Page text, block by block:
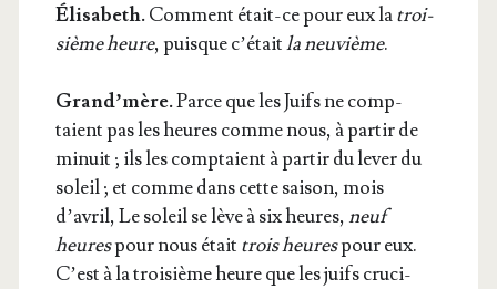
Éli­sa­beth.Com­ment était-ce pour eux latroi­
sième heure, puisque c’étaitla neu­vième.
Grand’mère.Parce queles Juifs ne comp­
taient pas les heures comme nous, à par­tir de
minuit ; ils les comp­taient à par­tir du lever du
soleil ; et comme dans cette sai­son, mois
d’avril, Le soleil se lève à six heures, neuf
heurespour nous était trois heurespour eux.
C’est à la troi­sième heure que les juifs cru­ci­